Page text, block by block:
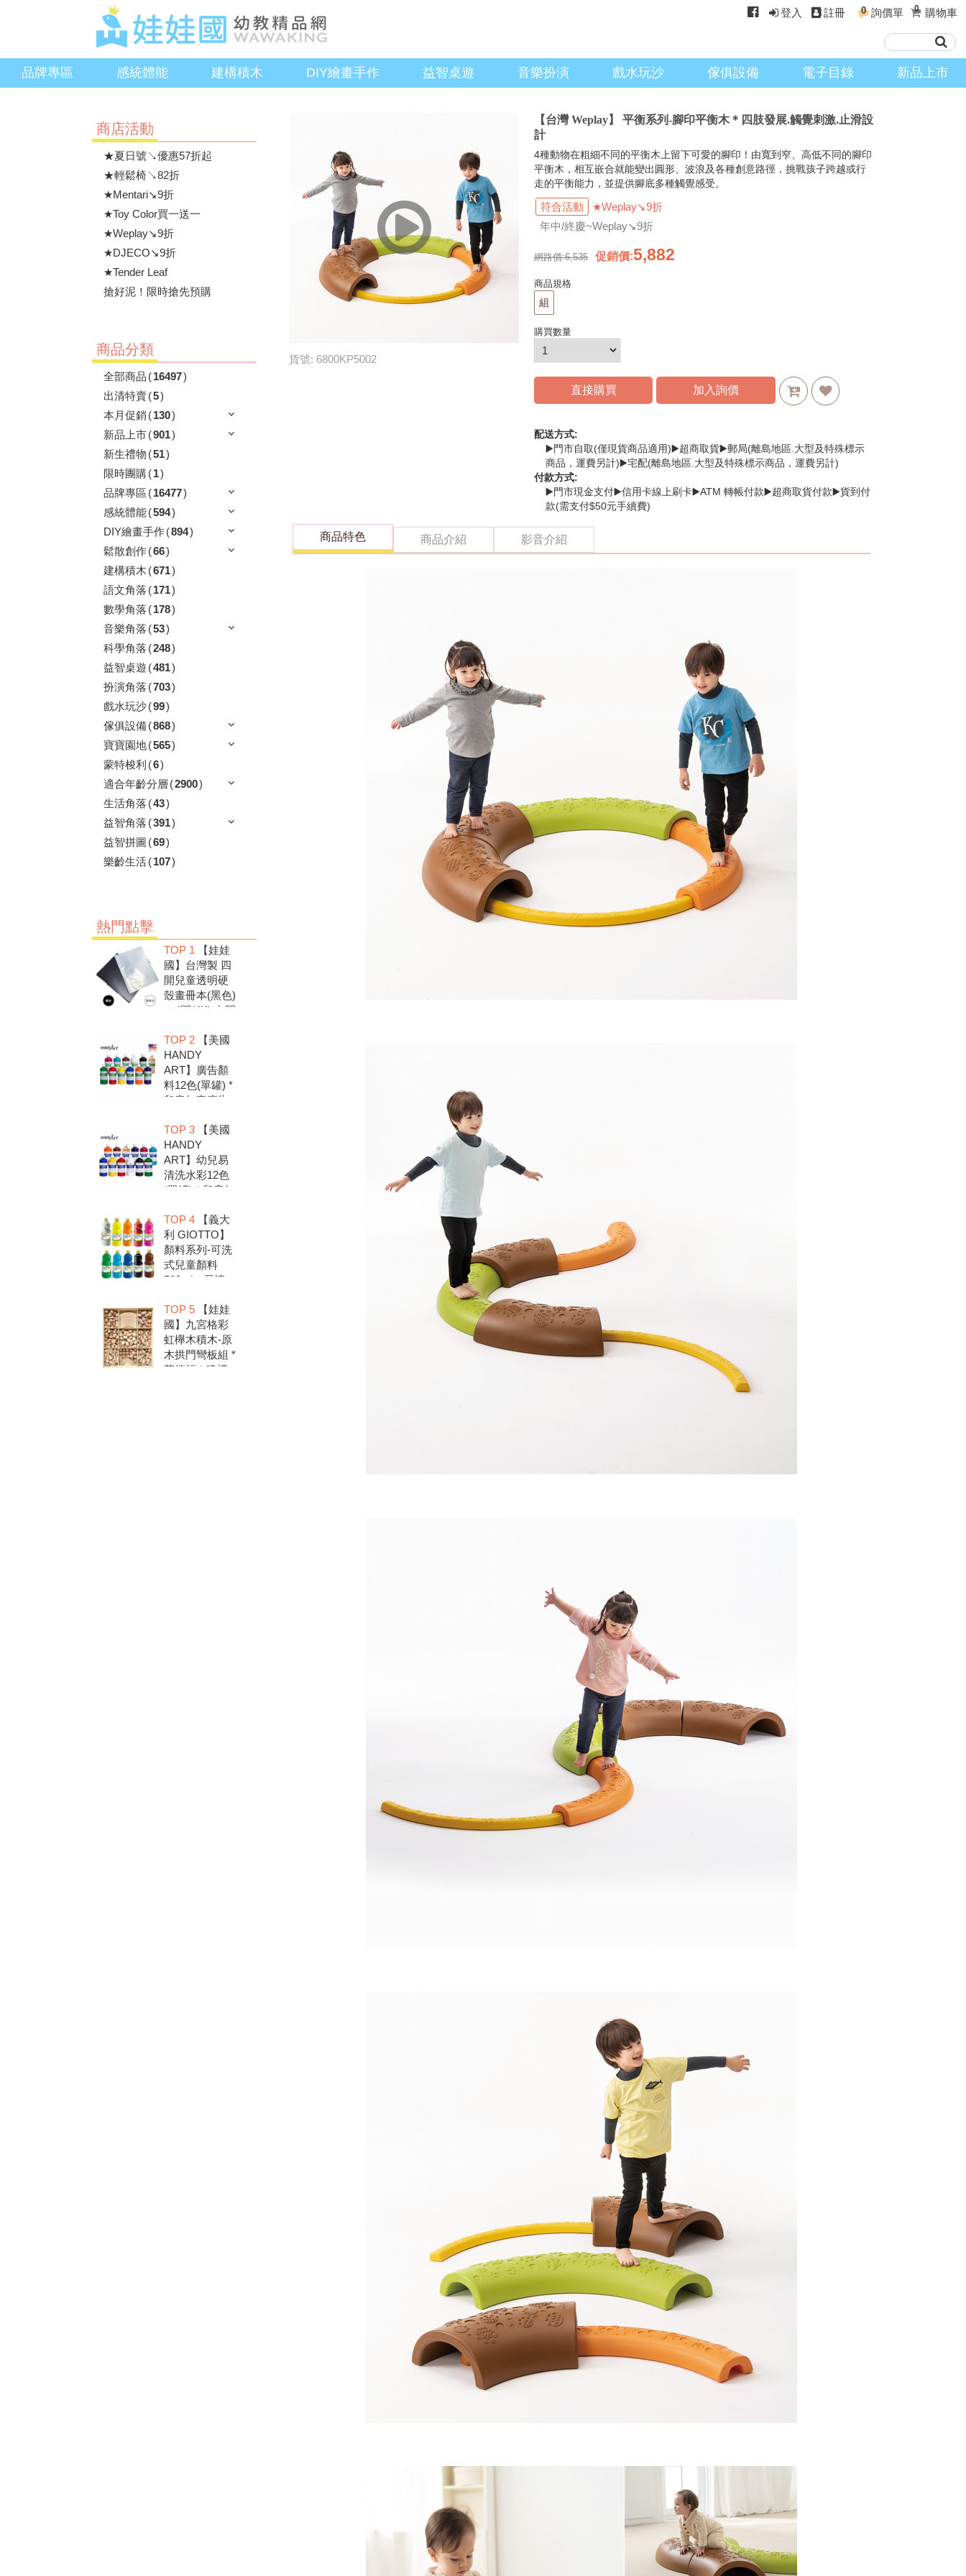
登入 註冊 0 詢價單 0 購物車
品牌專區 感統體能 建構積木 DIY繪畫手作 益智桌遊 音樂扮演 戲水玩沙 傢俱設備 電子目錄 新品上市
商店活動
★夏日號↘優惠57折起
★輕鬆椅↘82折
★Mentari↘9折
★Toy Color買一送一
★Weplay↘9折
★DJECO↘9折
★Tender Leaf
搶好泥！限時搶先預購
商品分類
全部商品 (16497)
出清特賣(5)
本月促銷(130)
新品上市(901)
新生禮物 (51)
限時團購(1)
品牌專區 (16477)
感統體能(594)
DIY繪畫手作(894)
鬆散創作(66)
建構積木 (671)
語文角落 (171)
數學角落 (178)
音樂角落 (53)
科學角落 (248)
益智桌遊 (481)
扮演角落 (703)
戲水玩沙(99)
傢俱設備(868)
寶寶園地(565)
蒙特梭利 (6)
適合年齡分層 (2900)
生活角落 (43)
益智角落 (391)
益智拼圖 (69)
樂齡生活(107)
熱門點擊
TOP 1 【娃娃
國】台灣製 四
開兒童透明硬
殼畫冊本(黑色)
＊4開(4K).中間
扣.資料袋.圖畫
紙收集冊.收納
冊
TOP 2【美國
HANDY
ART】廣告顏
料12色(單罐) *
兒童無毒廣告
放心，彩繪DIY
超有趣
TOP 3【美國
HANDY
ART】幼兒易
清洗水彩12色
(單罐) * 兒童無
安全好放心，
彩繪DIY超有趣
TOP 4【義大
利 GIOTTO】
顏料系列-可洗
式兒童顏料
500ml＊易清
童美勞.親子部
落客推薦
TOP 5【娃娃
國】九宮格彩
虹櫸木積木-原
木拱門彎板組 *
華德福 * 建構
貨號: 6800KP5002
【台灣 Weplay】 平衡系列-腳印平衡木＊四肢發展.觸覺刺激.止滑設
計
4種動物在粗細不同的平衡木上留下可愛的腳印！由寬到窄、高低不同的腳印
平衡木，相互嵌合就能變出圓形、波浪及各種創意路徑，挑戰孩子跨越或行
走的平衡能力，並提供腳底多種觸覺感受。
符合活動
★Weplay↘9折
年中/終慶~Weplay↘9折
網路價:6,535 促銷價:5,882
商品規格
組
購買數量
直接購買 加入詢價
配送方式:
▶️門市自取(僅現貨商品適用)▶️超商取貨▶️郵局(離島地區.大型及特殊標示
商品，運費另計)▶️宅配(離島地區.大型及特殊標示商品，運費另計)
付款方式:
▶️門市現金支付▶️信用卡線上刷卡▶️ATM 轉帳付款▶️超商取貨付款▶️貨到付
款(需支付$50元手續費)
商品特色 商品介紹 影音介紹